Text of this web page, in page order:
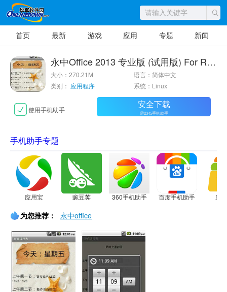
首页 最新 游戏 应用 专题 新闻
永中Office 2013 专业版 (试用版) For RPM(64bit)
大小：270.21M
语言：简体中文
类别： 应用程序 系统：Linux
使用手机助手 安全下载
需2345手机助手
手机助手专题
应用宝 豌豆荚 360手机助手 百度手机助手 应
为您推荐： 永中office